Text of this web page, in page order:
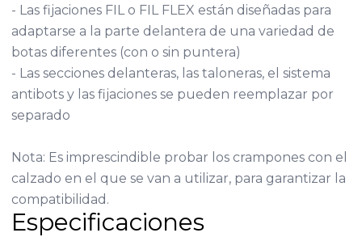
- Las fijaciones FIL o FIL FLEX están diseñadas para
adaptarse a la parte delantera de una variedad de
botas diferentes (con o sin puntera)
- Las secciones delanteras, las taloneras, el sistema
antibots y las fijaciones se pueden reemplazar por
separado
Nota: Es imprescindible probar los crampones con el
calzado en el que se van a utilizar, para garantizar la
compatibilidad.
Especificaciones